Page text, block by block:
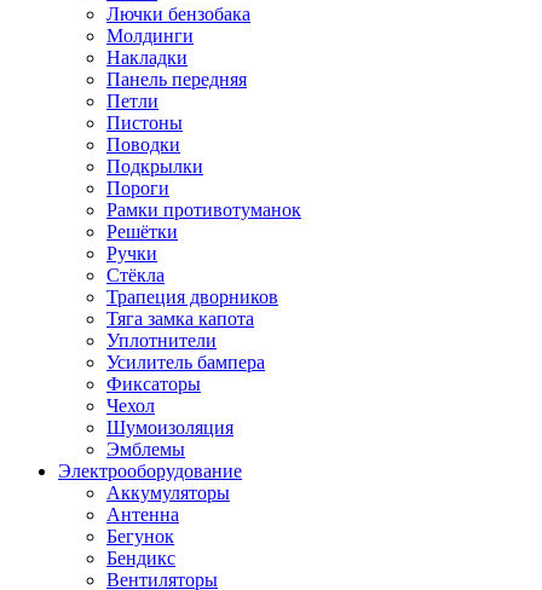
Лючки бензобака
Молдинги
Накладки
Панель передняя
Петли
Пистоны
Поводки
Подкрылки
Пороги
Рамки противотуманок
Решётки
Ручки
Стёкла
Трапеция дворников
Тяга замка капота
Уплотнители
Усилитель бампера
Фиксаторы
Чехол
Шумоизоляция
Эмблемы
Электрооборудование
Аккумуляторы
Антенна
Бегунок
Бендикс
Вентиляторы